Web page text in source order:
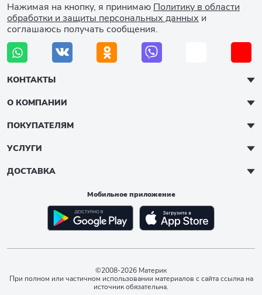
Нажимая на кнопку, я принимаю Политику в области
обработки и защиты персональных данных и
соглашаюсь получать сообщения.
КОНТАКТЫ
О КОМПАНИИ
ПОКУПАТЕЛЯМ
УСЛУГИ
ДОСТАВКА
Мобильное приложение
©2008-2026 Материк
При полном или частичном использовании материалов с сайта ссылка на
источник обязательна.